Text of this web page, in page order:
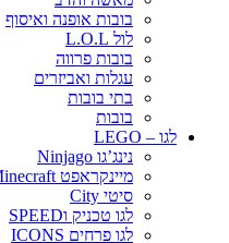
בובות אופנה ואיסוף
לול L.O.L
בובות פרווה
עגלות ואביזרים
בתי בובות
בובות
לגו – LEGO
נינג’גו Ninjago
מיינקראפט Minecraft
סיטי City
לגו טכניק וSPEED
לגו פרחים ICONS